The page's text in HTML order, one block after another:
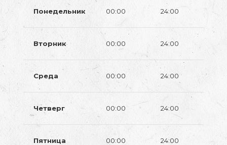
Понедельник 00:00 24:00
Вторник 00:00 24:00
Среда 00:00 24:00
Четверг 00:00 24:00
Пятница 00:00 24:00